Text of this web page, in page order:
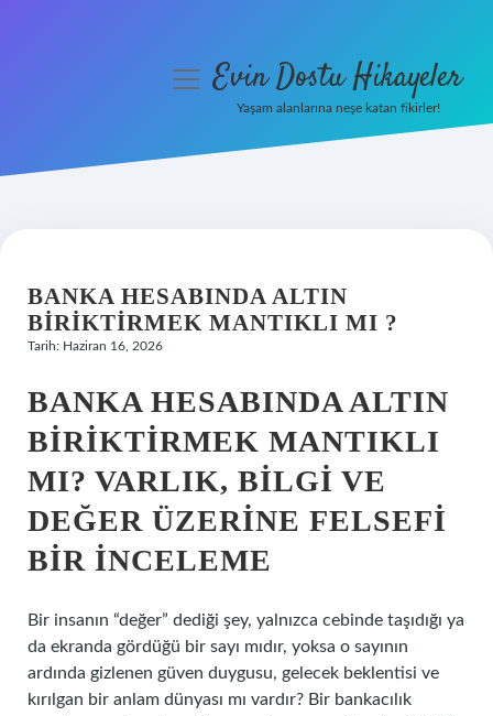
Hakkımızda
menüyüEvin Dostu Hikayeler
Yaşam alanlarına neşe katan fikirler!
BANKA HESABINDA ALTIN
BIRIKTIRMEK MANTIKLI MI ?
Tarih: Haziran 16, 2026
BANKA HESABINDA ALTIN
BIRIKTIRMEK MANTIKLI
MI? VARLIK, BILGI VE
DEĞER ÜZERINE FELSEFI
BIR İNCELEME
Bir insanın “değer” dediği şey, yalnızca cebinde taşıdığı ya
da ekranda gördüğü bir sayı mıdır, yoksa o sayının
ardında gizlenen güven duygusu, gelecek beklentisi ve
kırılgan bir anlam dünyası mı vardır? Bir bankacılık